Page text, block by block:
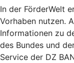
In der FörderWelt
Vorhaben nutzen.
Informationen zu
des Bundes und
Service der DZ